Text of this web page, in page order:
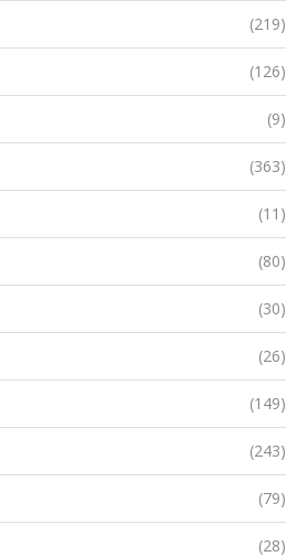
(219)
(126)
(9)
(363)
(11)
(80)
(30)
(26)
(149)
(243)
(79)
(28)